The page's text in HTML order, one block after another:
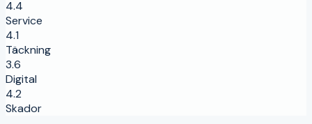
4.4
Service
4.1
Täckning
3.6
Digital
4.2
Skador